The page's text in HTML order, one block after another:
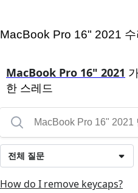
MacBook Pro 16" 2021 수
MacBook Pro 16" 2021
한 스레드
전체 질문
How do I remove keycaps?